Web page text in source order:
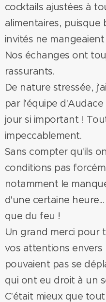
cocktails ajustées à
alimentaires,
invités ne
Nos échanges ont
rassurants.
De nature stressée,
par l'équipe
jour si important !
impeccablement.
Sans compter qu'ils
conditions pas
notamment le
d'une certaine
que du feu !
Un grand merci pour
vos attentions envers
pouvaient pas se
qui ont eu droit à un
C'était mieux que